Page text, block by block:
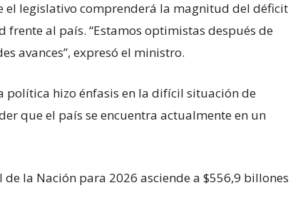
el legislativo comprenderá la magnitud del déficit
al país. “Estamos optimistas después de
avances”, expresó el ministro.
política hizo énfasis en la difícil situación de
que el país se encuentra actualmente en un
de la Nación para 2026 asciende a $556,9 billones